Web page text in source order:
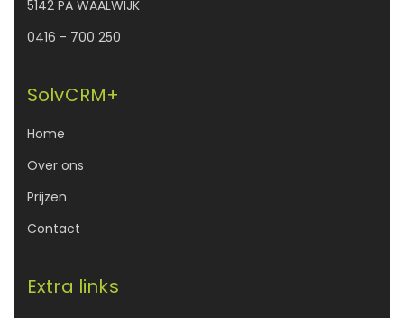
5142 PA WAALWIJK
0416 - 700 250
SolvCRM+
Home
Over ons
Prijzen
Contact
Extra links